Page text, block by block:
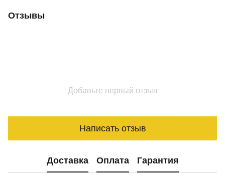
Отзывы
Добавьте первый отзыв
Написать отзыв
Доставка Оплата Гарантия